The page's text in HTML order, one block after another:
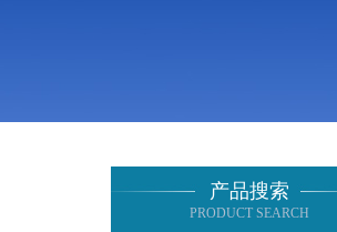
产品搜索
PRODUCT SEARCH